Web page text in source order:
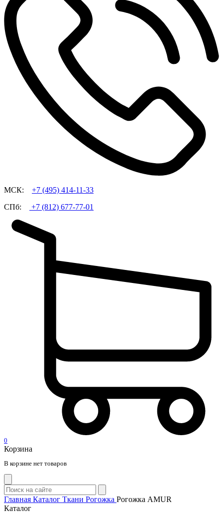
МСК: +7 (495) 414-11-33
СПб:
+7 (812) 677-77-01
0
Корзина
В корзине нет товаров
Главная Каталог Ткани Рогожка Рогожка AMUR
Каталог